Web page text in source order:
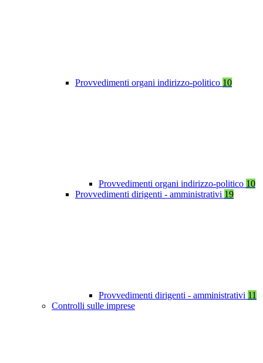
Provvedimenti organi indirizzo-politico 10
Provvedimenti organi indirizzo-politico 10
Provvedimenti dirigenti - amministrativi 19
Provvedimenti dirigenti - amministrativi 11
Controlli sulle imprese